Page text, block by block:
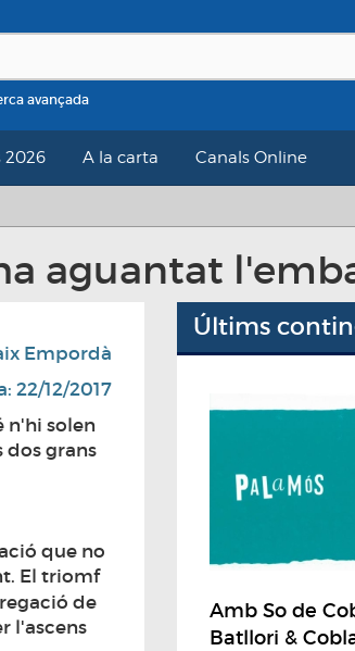
avançada
2026 A la carta Canals Online
aguantat
Empordà
22/12/2017
n'hi solen
dos grans
que no
El triomf
de
l'ascens
Últims
Amb So de
Batllori &